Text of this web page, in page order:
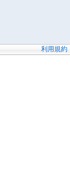
利用規約